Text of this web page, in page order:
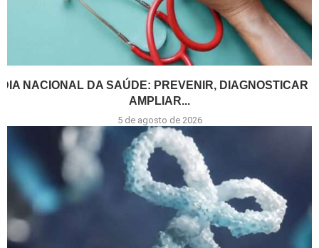
DIA NACIONAL DA SAÚDE: PREVENIR, DIAGNOSTICAR E
AMPLIAR...
5 de agosto de 2026